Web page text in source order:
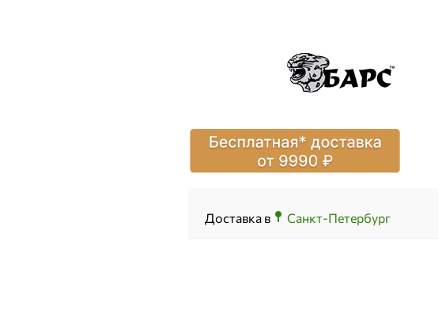
Доставка в Санкт-Петербург